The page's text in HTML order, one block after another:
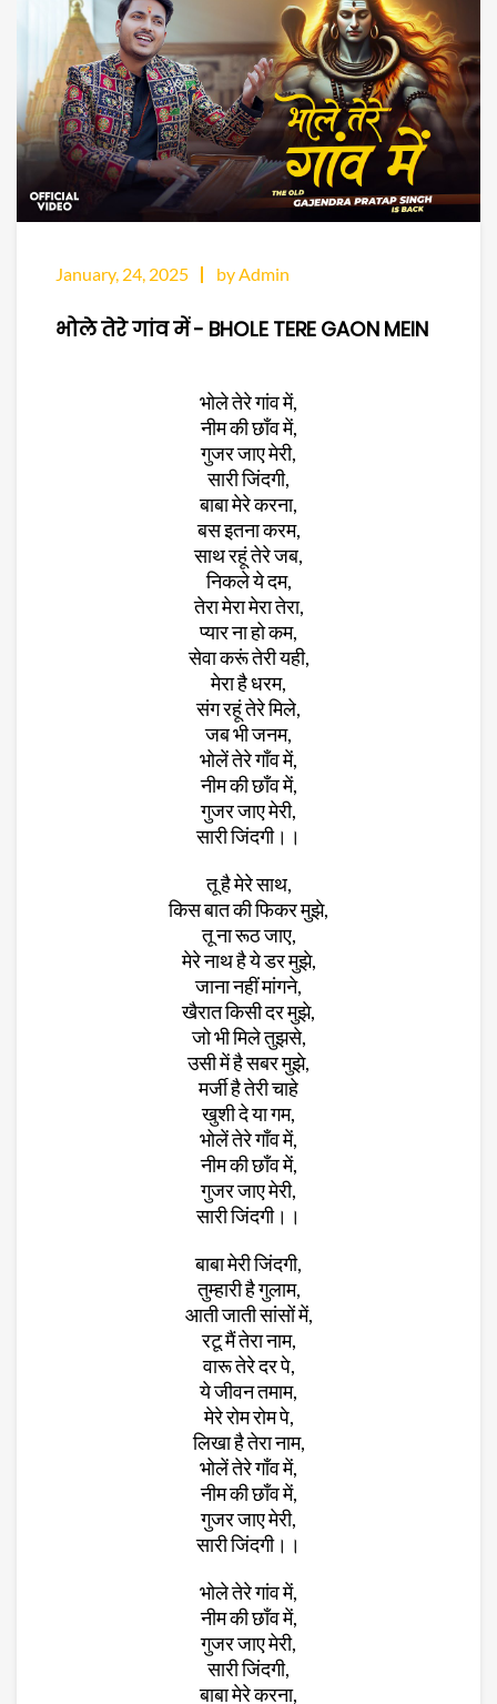
January, 24, 2025 by Admin
भोले तेरे गांव में - BHOLE TERE GAON MEIN
भोले तेरे गांव में,
नीम की छाँव में,
गुजर जाए मेरी,
सारी जिंदगी,
बाबा मेरे करना,
बस इतना करम,
साथ रहूं तेरे जब,
निकले ये दम,
तेरा मेरा मेरा तेरा,
प्यार ना हो कम,
सेवा करूं तेरी यही,
मेरा है धरम,
संग रहूं तेरे मिले,
जब भी जनम,
भोलें तेरे गाँव में,
नीम की छाँव में,
गुजर जाए मेरी,
सारी जिंदगी।।
तू है मेरे साथ,
किस बात की फिकर मुझे,
तू ना रूठ जाए,
मेरे नाथ है ये डर मुझे,
जाना नहीं मांगने,
खैरात किसी दर मुझे,
जो भी मिले तुझसे,
उसी में है सबर मुझे,
मर्जी है तेरी चाहे
खुशी दे या गम,
भोलें तेरे गाँव में,
नीम की छाँव में,
गुजर जाए मेरी,
सारी जिंदगी।।
बाबा मेरी जिंदगी,
तुम्हारी है गुलाम,
आती जाती सांसों में,
रटू मैं तेरा नाम,
वारू तेरे दर पे,
ये जीवन तमाम,
मेरे रोम रोम पे,
लिखा है तेरा नाम,
भोलें तेरे गाँव में,
नीम की छाँव में,
गुजर जाए मेरी,
सारी जिंदगी।।
भोले तेरे गांव में,
नीम की छाँव में,
गुजर जाए मेरी,
सारी जिंदगी,
बाबा मेरे करना,